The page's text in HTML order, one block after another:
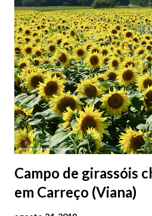
Campo de girassóis
em Carreço (Viana)